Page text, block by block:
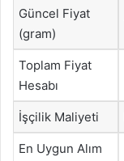
Güncel Fiyat
(gram)
Toplam Fiyat
Hesabı
İşçilik Maliyeti
En Uygun Alım